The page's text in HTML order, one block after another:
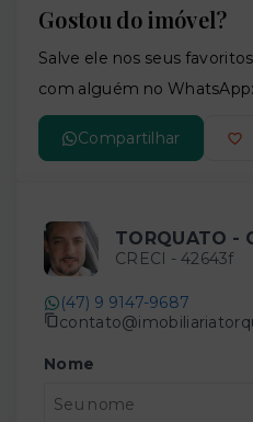
Gostou do imóvel?
Salve ele nos seus
com alguém no WhatsApp:
Compartilhar
TORQUATO
CRECI - 42643f
(47) 9 9147-9687
Nome